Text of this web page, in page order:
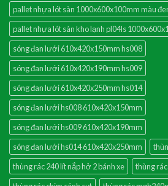
pallet nhựa lót sàn 1000x600x100mm màu
pallet nhựa lót sàn kho lạnh pl04ls
sóng đan lưới 610x420x150mm hs008
sóng đan lưới 610x420x190mm hs009
sóng đan lưới 610x420x250mm hs014
sóng đan lưới hs008 610x420x150mm
sóng đan lưới hs009 610x420x190mm
sóng đan lưới hs014 610x420x250mm
thùng rác 240 lít nắp hở 2 bánh xe
thùng